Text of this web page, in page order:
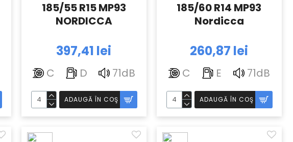
185/55 R15 MP93
NORDICCA
397,41 lei
C D 71dB
ADAUGĂ ÎN COŞ
185/60 R14 MP93
Nordicca
260,87 lei
C E 71dB
ADAUGĂ ÎN COŞ